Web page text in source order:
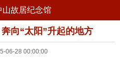
山故居纪念馆
向“太阳”升起的地方
06-28 00:00:00